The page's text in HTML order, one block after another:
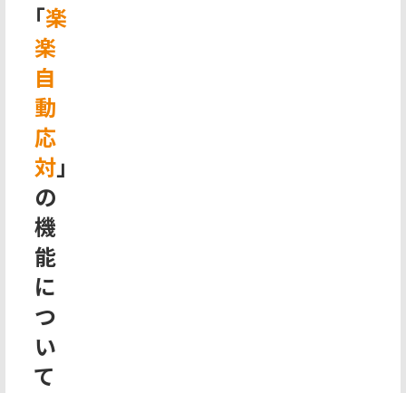
「楽
楽
自
動
応
対」
の
機
能
に
つ
い
て